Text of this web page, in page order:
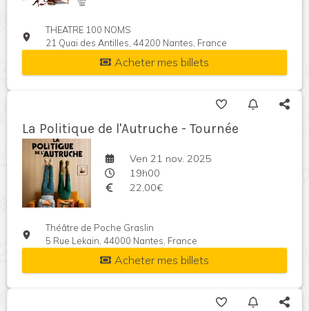
THEATRE 100 NOMS
21 Quai des Antilles, 44200 Nantes, France
Acheter mes billets
La Politique de l'Autruche - Tournée
Ven 21 nov. 2025
19h00
22,00€
Théâtre de Poche Graslin
5 Rue Lekain, 44000 Nantes, France
Acheter mes billets